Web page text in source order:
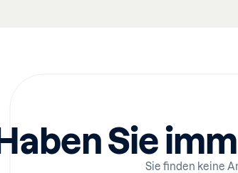
Haben Sie
Sie finden keine